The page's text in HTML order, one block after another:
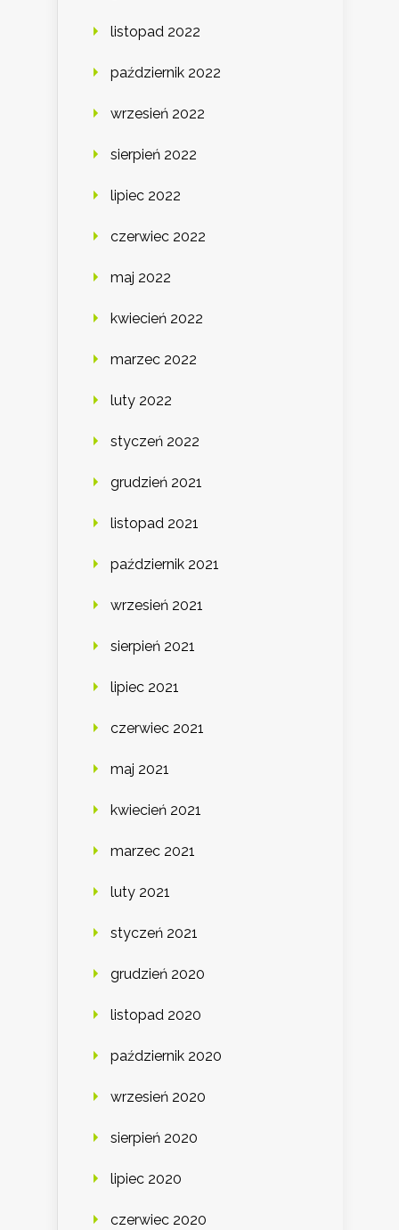
listopad 2022
październik 2022
wrzesień 2022
sierpień 2022
lipiec 2022
czerwiec 2022
maj 2022
kwiecień 2022
marzec 2022
luty 2022
styczeń 2022
grudzień 2021
listopad 2021
październik 2021
wrzesień 2021
sierpień 2021
lipiec 2021
czerwiec 2021
maj 2021
kwiecień 2021
marzec 2021
luty 2021
styczeń 2021
grudzień 2020
listopad 2020
październik 2020
wrzesień 2020
sierpień 2020
lipiec 2020
czerwiec 2020